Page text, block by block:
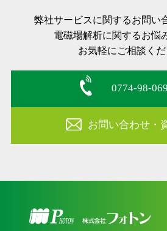
弊社サービスに関するお問い
電磁場解析に関するお悩
お気軽にご相談くだ
0774-98-
お問い合わせ・